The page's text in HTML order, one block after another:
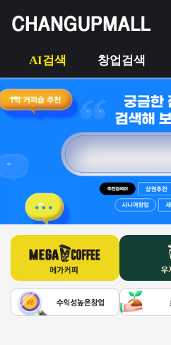
AI검색 창업검색